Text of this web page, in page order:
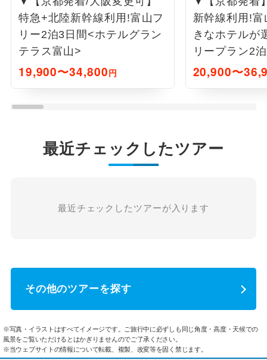
特急+北陸新幹線利用!富山フ
リー2泊3日間<ホテルグラン
テラス富山>
19,900〜34,800円
新幹線利用!
きなホテルが
リープラン2
20,900〜
最近チェックしたツアー
最近チェックしたツアーが入ります
その他のツアーを探す
※写真・イラストはすべてイメージです。ご旅行中に必ずしも同じ角度・高度・天候での
風景をご覧いただけるとはかぎりませんのでご了承ください。
※当ウェブサイトの情報について転載、複製、改変等を固く禁じます。